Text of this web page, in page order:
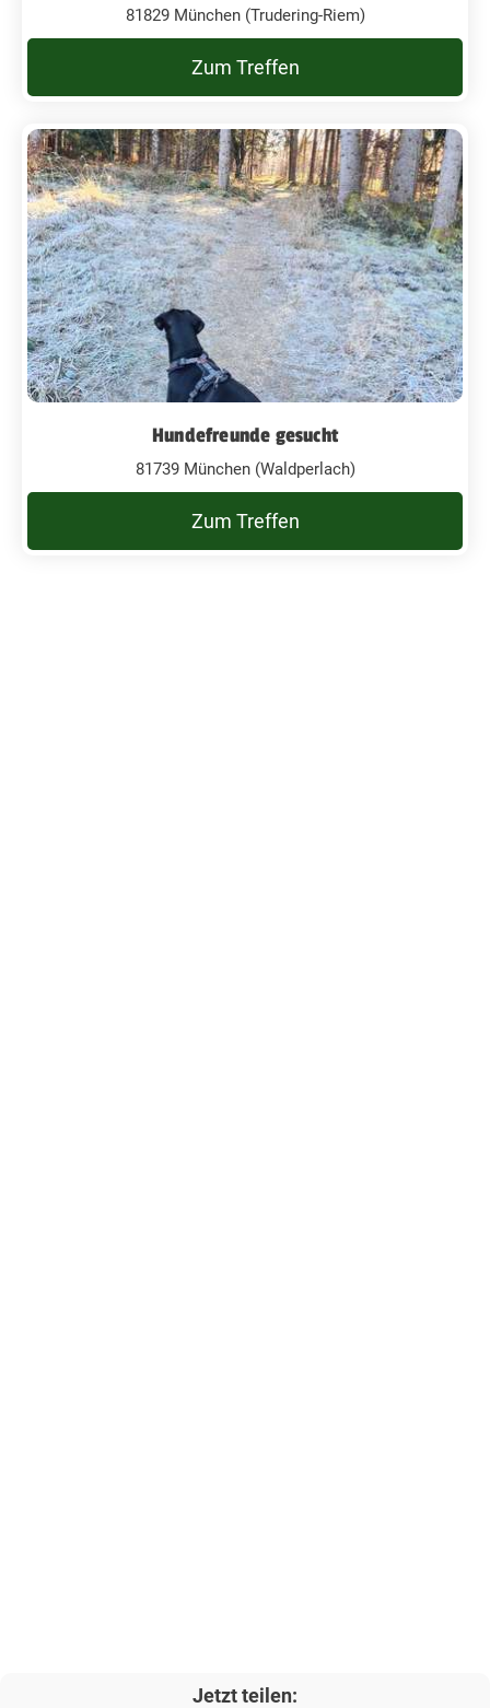
81829 München (Trudering-Riem)
Zum Treffen
Hundefreunde gesucht
81739 München (Waldperlach)
Zum Treffen
Jetzt teilen: